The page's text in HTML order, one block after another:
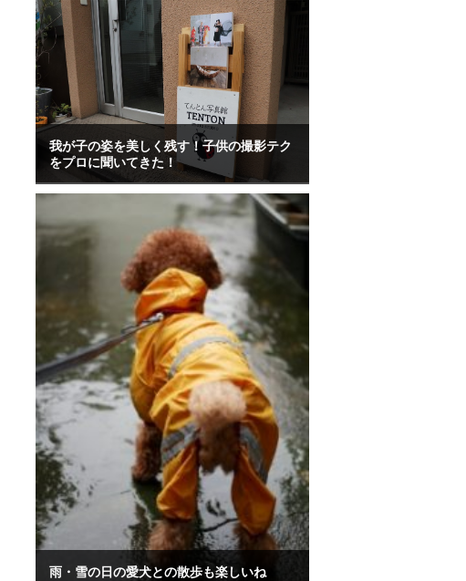
我が子の姿を美しく残す！子供の撮影テク
をプロに聞いてきた！
雨・雪の日の愛犬との散歩も楽しいね